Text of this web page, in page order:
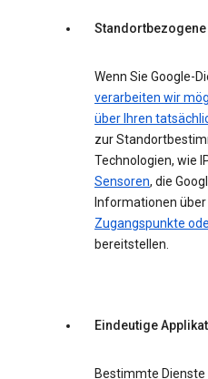
Wenn Sie Google-
verarbeiten wir
über Ihren
zur
Technologien, wie
Sensoren, die
Informationen
Zugangspunkte
bereitstellen.
Eindeutige
Bestimmte